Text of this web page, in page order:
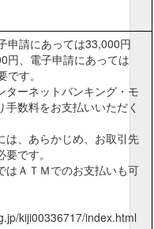
申請にあっては33,000円
円、電子申請にあっては
す。
ターネットバンキング・モ
数料をお支払いいただく
は、あらかじめ、お取引先
です。
はＡＴＭでのお支払いも可
kiji00336717/index.html